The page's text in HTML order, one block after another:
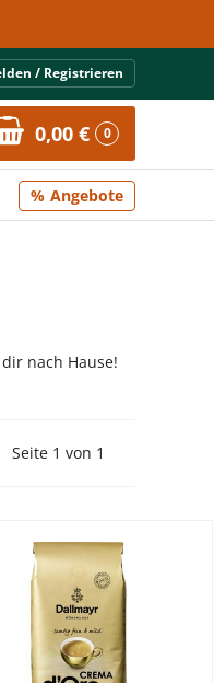
/ Registrieren
0,00 € 0
Angebote
nach Hause!
Vorherige Seite
Seite 1 von 1